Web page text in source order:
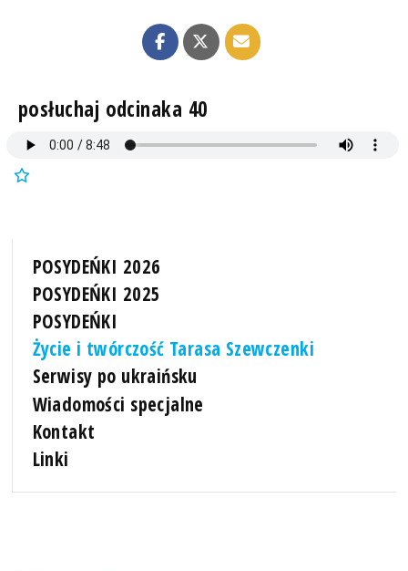
posłuchaj odcinaka 40
POSYDEŃKI 2026
POSYDEŃKI 2025
POSYDEŃKI
Życie i twórczość Tarasa Szewczenki
Serwisy po ukraińsku
Wiadomości specjalne
Kontakt
Linki